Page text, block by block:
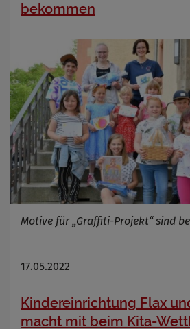
bekommen
Motive für „Graffiti-Projekt“ sind
17.05.2022
Kindereinrichtung Flax
macht mit beim Kita-